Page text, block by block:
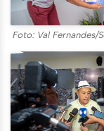
Foto: Val Fernandes/